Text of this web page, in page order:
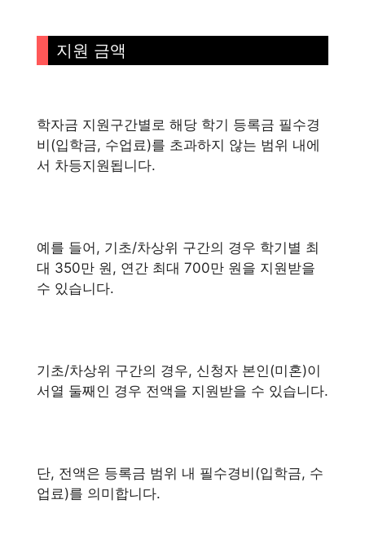
지원 금액
학자금 지원구간별로 해당 학기 등록금 필수경
비(입학금, 수업료)를 초과하지 않는 범위 내에
서 차등지원됩니다.
예를 들어, 기초/차상위 구간의 경우 학기별 최
대 350만 원, 연간 최대 700만 원을 지원받을
수 있습니다.
기초/차상위 구간의 경우, 신청자 본인(미혼)이
서열 둘째인 경우 전액을 지원받을 수 있습니다.
단, 전액은 등록금 범위 내 필수경비(입학금, 수
업료)를 의미합니다.